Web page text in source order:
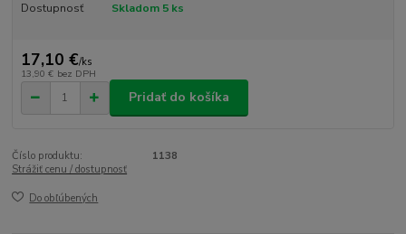
Dostupnosť Skladom 5 ks
17,10 €/ks
13,90 € bez DPH
Pridať do košíka
Číslo produktu:
1138
Strážiť cenu / dostupnosť
Do obľúbených